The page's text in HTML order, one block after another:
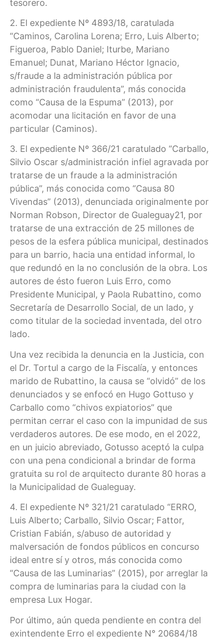
tesorero.
2. El expediente Nº 4893/18, caratulada
“Caminos, Carolina Lorena; Erro, Luis Alberto;
Figueroa, Pablo Daniel; Iturbe, Mariano
Emanuel; Dunat, Mariano Héctor Ignacio,
s/fraude a la administración pública por
administración fraudulenta”, más conocida
como “Causa de la Espuma” (2013), por
acomodar una licitación en favor de una
particular (Caminos).
3. El expediente Nº 366/21 caratulado “Carballo,
Silvio Oscar s/administración infiel agravada por
tratarse de un fraude a la administración
pública”, más conocida como “Causa 80
Vivendas” (2013), denunciada originalmente por
Norman Robson, Director de Gualeguay21, por
tratarse de una extracción de 25 millones de
pesos de la esfera pública municipal, destinados
para un barrio, hacia una entidad informal, lo
que redundó en la no conclusión de la obra. Los
autores de ésto fueron Luis Erro, como
Presidente Municipal, y Paola Rubattino, como
Secretaría de Desarrollo Social, de un lado, y
como titular de la sociedad inventada, del otro
lado.
Una vez recibida la denuncia en la Justicia, con
el Dr. Tortul a cargo de la Fiscalía, y entonces
marido de Rubattino, la causa se “olvidó” de los
denunciados y se enfocó en Hugo Gottuso y
Carballo como “chivos expiatorios” que
permitan cerrar el caso con la impunidad de sus
verdaderos autores. De ese modo, en el 2022,
en un juicio abreviado, Gotusso aceptó la culpa
con una pena condicional a brindar de forma
gratuita su rol de arquitecto durante 80 horas a
la Municipalidad de Gualeguay.
4. El expediente Nº 321/21 caratulado “ERRO,
Luis Alberto; Carballo, Silvio Oscar; Fattor,
Cristian Fabián, s/abuso de autoridad y
malversación de fondos públicos en concurso
ideal entre sí y otros, más conocida como
“Causa de las Luminarias” (2015), por arreglar la
compra de luminarias para la ciudad con la
empresa Lux Hogar.
Por último, aún queda pendiente en contra del
exintendente Erro el expediente N° 20684/18